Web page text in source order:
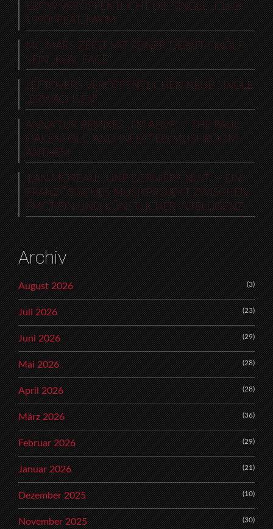
EBOW VERÖFFENTLICHT DIE SINGLE „CLUB
1990“ FEAT. FAYIM
MC MARS ZEIGT MIT SEINER DEBUT-SINGLE
SEIN „REAL FACE“
LEFTOVERS VERÖFFENTLICHEN NEUE SINGLE
„ERWACHSEN“
ANNA TUR REMIXES „I’M ALIVE“ – THE PAUL
OAKENFOLD AND INFECTED MUSHROOM
ANTHEM
ILAN MOREAU: „UNE DERNIÈRE NUIT“ – EIN
FRANZÖSISCHES MUSIKPROJEKT ZWISCHEN
EMOTION UND KÜNSTLICHER INTELLIGENZ
Archiv
August 2026 (3)
Juli 2026 (23)
Juni 2026 (29)
Mai 2026 (28)
April 2026 (28)
März 2026 (36)
Februar 2026 (29)
Januar 2026 (21)
Dezember 2025 (10)
November 2025 (30)